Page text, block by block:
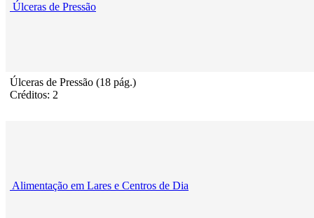
Úlceras de Pressão
Úlceras de Pressão (18 pág.)
Créditos: 2
Alimentação em Lares e Centros de Dia